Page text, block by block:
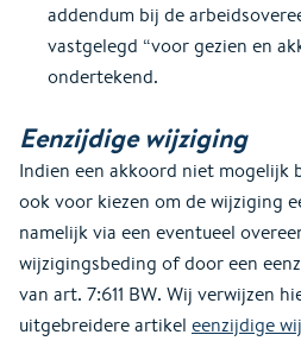
addendum bij de
vastgelegd “voor gezien en
ondertekend.
Eenzijdige wijziging
Indien een akkoord niet mogelijk
ook voor kiezen om de wijziging
namelijk via een eventueel
wijzigingsbeding of door een
van art. 7:611 BW. Wij verwijzen
uitgebreidere artikel eenzijdige